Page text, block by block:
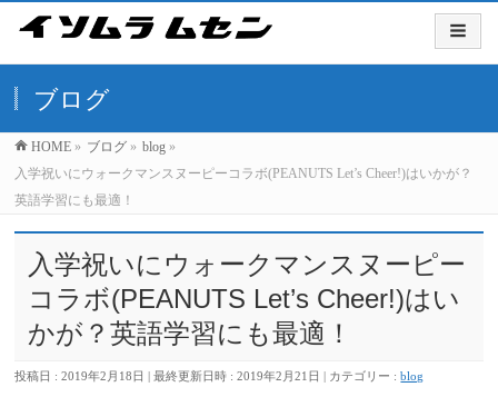
ブログ
HOME » ブログ » blog »
入学祝いにウォークマンスヌーピーコラボ(PEANUTS Let’s Cheer!)はいかが？
英語学習にも最適！
入学祝いにウォークマンスヌーピー
コラボ(PEANUTS Let’s Cheer!)はい
かが？英語学習にも最適！
投稿日 : 2019年2月18日 最終更新日時 : 2019年2月21日 カテゴリー :blog